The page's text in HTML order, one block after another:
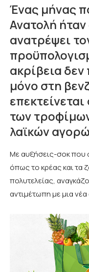
Ένας μήνας
Ανατολή
ανατρέψει
ακρίβεια
μόνο στη
των
λαϊκών
Με αυξήσεις-σοκ που
όπως το κρέας και τα
πολυτελείας,
αντιμέτωπη με μια